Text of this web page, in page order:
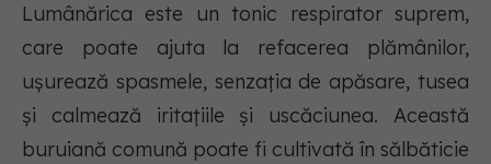
Lumânărica este un tonic respirator suprem,
care poate ajuta la refacerea plămânilor,
ușurează spasmele, senzația de apăsare, tusea
și calmează iritațiile și uscăciunea. Această
buruiană comună poate fi cultivată în sălbăticie